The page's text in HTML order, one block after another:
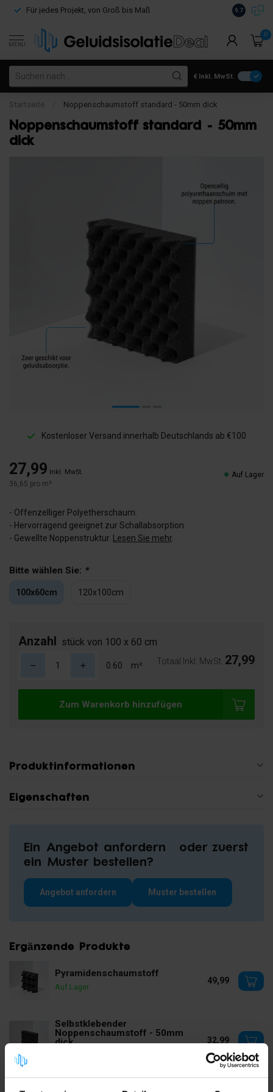
Für jedes Projekt, von Groß bis Maß
€100
9.7
MENU
0
€ Inkl. MwSt.
Startseite Noppenschaumstoff standard - 50mm dick
Noppenschaumstoff standard - 50mm
dick
Kostenloser Versand innerhalb Deutschlands ab €100
27,99 Inkl. MwSt.
36,65 pro m²
Auf Lager
- Offenzelliger Polyetherschaum.
- Hervorragend geeignet zur Schallabsorption.
- Gewellte Noppenstruktur.
Lesen Sie mehr
Bitte wählen Sie: *
100x60cm 120x100cm
Anzahl stück von 100 x 60 cm
m² Totaal Inkl. MwSt. 27,99
Zum Warenkorb hinzufügen
Produktinformationen
Eigenschaften
Ein Angebot anfordern oder zuerst
ein Muster bestellen?
Angebot anfordern Muster bestellen
Ergänzende Produkte
Pyramidenschaumstoff
Auf Lager
49,99
Selbstklebender
Noppenschaumstoff - 50mm
dick
32,99